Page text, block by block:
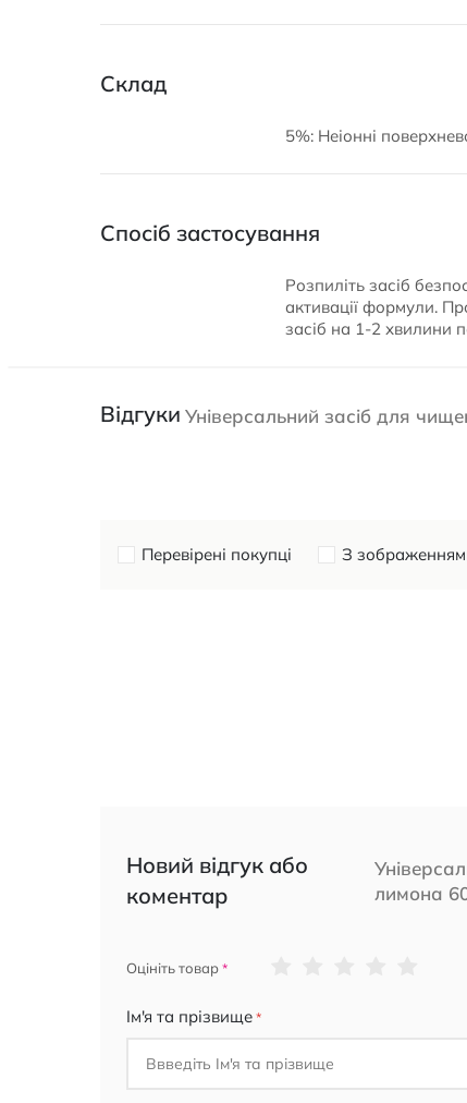
Склад
5%: Неіонні
Спосіб застосування
Розпиліть засіб
активації формули.
засіб на 1-2 хвилини
Відгуки Універсальний засіб для
Перевірені покупці З
Новий відгук або
коментар
лимона
Оцініть товар
Ім'я та прізвище